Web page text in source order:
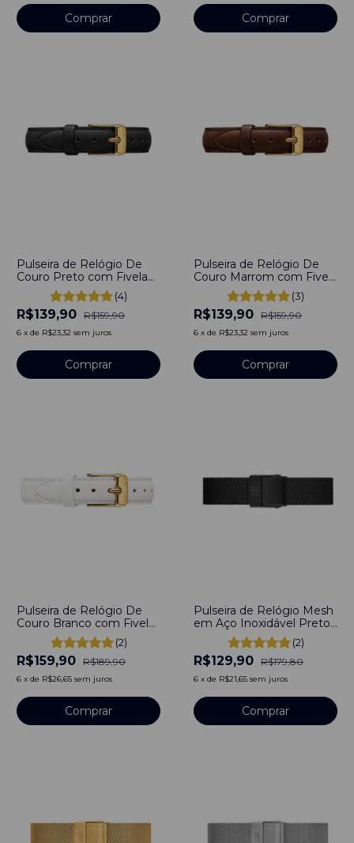
Comprar Comprar
Pulseira de Relógio De
Couro Preto com Fivela
em Aço Inoxidável 10mm
Com pinos
(4)
R$139,90 R$159,90
6 x de R$23,32 sem juros
Comprar
Pulseira de Relógio De
Couro Marrom com Fivela
em Aço Inoxidável 10mm
com pinos
(3)
R$139,90 R$159,90
6 x de R$23,32 sem juros
Comprar
Pulseira de Relógio De
Couro Branco com Fivela
em Aço Inoxidável 10mm
com pinos
(2)
R$159,90 R$189,90
6 x de R$26,65 sem juros
Comprar
Pulseira de Relógio Mesh
em Aço Inoxidável Preto
10mm Engate rápido
(2)
R$129,90 R$179,80
6 x de R$21,65 sem juros
Comprar